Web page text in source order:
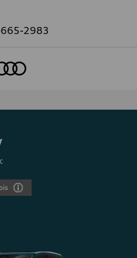
2983